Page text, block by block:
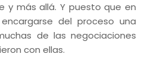
y más allá. Y puesto que en
del proceso una
de las negociaciones
con ellas.